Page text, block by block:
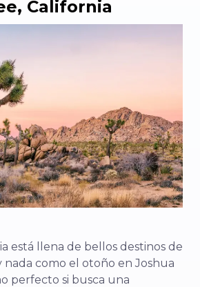
California
está llena de bellos destinos de
nada como el otoño en Joshua
perfecto si busca una